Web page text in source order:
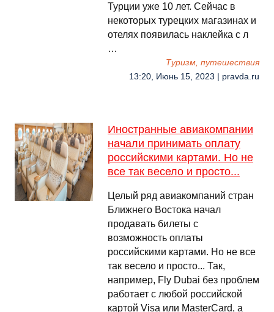
Турции уже 10 лет. Сейчас в
некоторых турецких магазинах и
отелях появилась наклейка с л
…
Туризм, путешествия
13:20, Июнь 15, 2023 | pravda.ru
Иностранные авиакомпании
начали принимать оплату
российскими картами. Но не
все так весело и просто...
Целый ряд авиакомпаний стран
Ближнего Востока начал
продавать билеты с
возможность оплаты
российскими картами. Но не все
так весело и просто... Так,
например, Fly Dubai без проблем
работает с любой российской
картой Visa или MasterCard, а